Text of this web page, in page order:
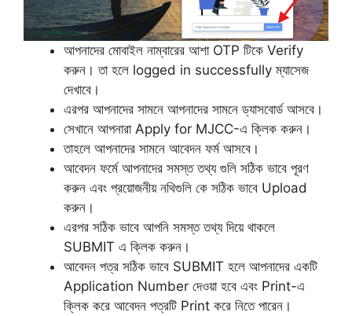
আপনাদের মোবাইল নাম্বারের আশা OTP টিকে Verify
করুন। তা হলে logged in successfully ম্যাসেজ
দেখাবে।
এরপর আপনাদের সামনে আপনাদের সামনে ড্যাসবোর্ড আসবে।
সেখানে আপনারা Apply for MJCC-এ ক্লিক করুন।
তাহলে আপনাদের সামনে আবেদন ফর্ম আসবে।
আবেদন ফর্মে আপনাদের সমস্ত তথ্য গুলি সঠিক ভাবে পূরণ
করুন এবং প্রয়োজনীয় নথিগুলি কে সঠিক ভাবে Upload
করুন।
এরপর সঠিক ভাবে আপনি সমস্ত তথ্য দিয়ে থাকলে
SUBMIT এ ক্লিক করুন।
আবেদন পত্র সঠিক ভাবে SUBMIT হলে আপনাদের একটি
Application Number দেওয়া হবে এবং Print-এ
ক্লিক করে আবেদন পত্রটি Print করে নিতে পারেন।